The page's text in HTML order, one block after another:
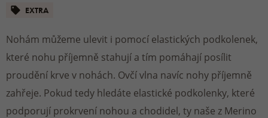
EXTRA
Nohám můžeme ulevit i pomocí elastických podkolenek,
které nohu příjemně stahují a tím pomáhají posílit
proudění krve v nohách. Ovčí vlna navíc nohy příjemně
zahřeje. Pokud tedy hledáte elastické podkolenky, které
podporují prokrvení nohou a chodidel, ty naše z Merino